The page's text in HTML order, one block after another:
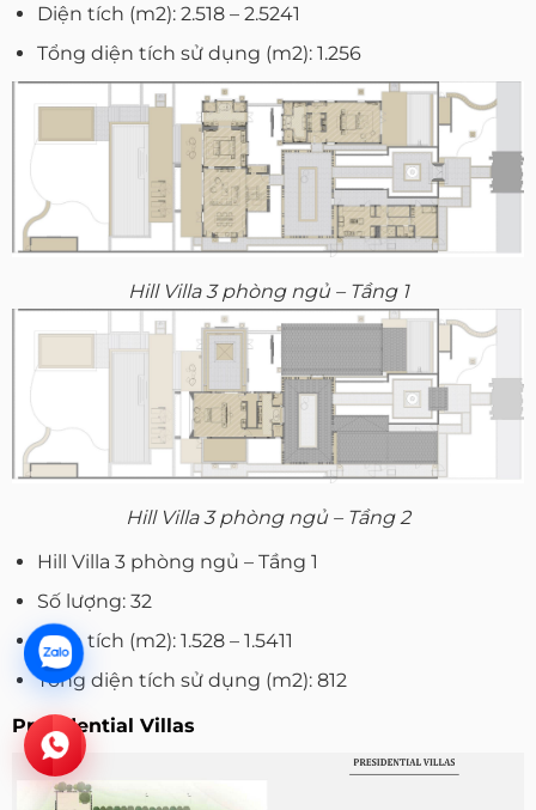
Diện tích (m2): 2.518 – 2.5241
Tổng diện tích sử dụng (m2): 1.256
Hill Villa 3 phòng ngủ – Tầng 1
Hill Villa 3 phòng ngủ – Tầng 2
Hill Villa 3 phòng ngủ – Tầng 1
Số lượng: 32
Diện tích (m2): 1.528 – 1.5411
Tổng diện tích sử dụng (m2): 812
Presidential Villas